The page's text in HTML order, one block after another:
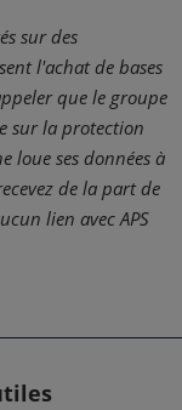
sur des
l'achat de bases
que le groupe
sur la protection
loue ses données à
de la part de
lien avec APS